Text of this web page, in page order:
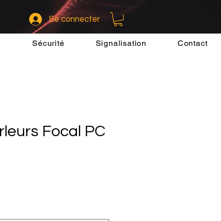
Se connecter
Sécurité Signalisation Contact
Focal PC